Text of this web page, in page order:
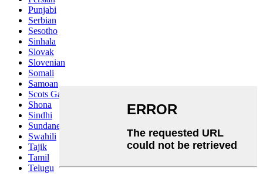
Punjabi
Serbian
Sesotho
Sinhala
Slovak
Slovenian
Somali
Samoan
Scots Gaelic
Shona
Sindhi
Sundanese
Swahili
Tajik
Tamil
Telugu